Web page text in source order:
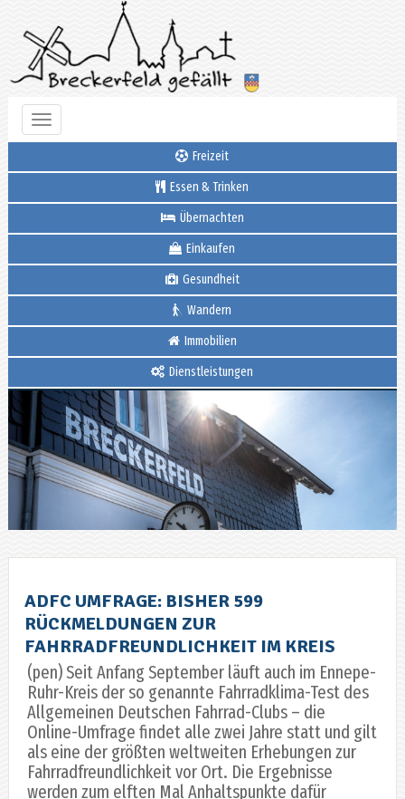
Toggle
navigation
Freizeit
Essen & Trinken
Übernachten
Einkaufen
Gesundheit
Wandern
Immobilien
Dienstleistungen
ADFC UMFRAGE: BISHER 599
RÜCKMELDUNGEN ZUR
FAHRRADFREUNDLICHKEIT IM KREIS
(pen) Seit Anfang September läuft auch im Ennepe-
Ruhr-Kreis der so genannte Fahrradklima-Test des
Allgemeinen Deutschen Fahrrad-Clubs – die
Online-Umfrage findet alle zwei Jahre statt und gilt
als eine der größten weltweiten Erhebungen zur
Fahrradfreundlichkeit vor Ort. Die Ergebnisse
werden zum elften Mal Anhaltspunkte dafür